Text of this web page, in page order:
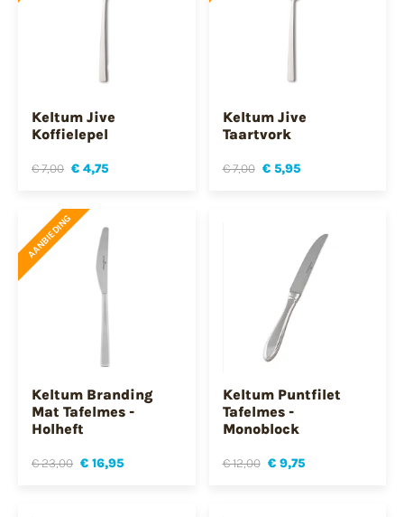
Keltum Jive
Koffielepel
€ 7,00 € 4,75
Keltum Jive
Taartvork
€ 7,00 € 5,95
AANBIEDING
Keltum Branding
Mat Tafelmes -
Holheft
€ 23,00 € 16,95
Keltum Puntfilet
Tafelmes -
Monoblock
€ 12,00 € 9,75